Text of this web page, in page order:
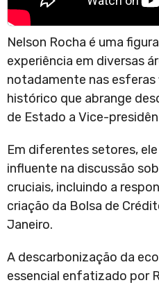
Nelson Rocha é uma
experiência em diversas
notadamente nas esferas
histórico que abrange
de Estado a Vice-
Em diferentes setores,
influente na discussão
cruciais, incluindo a
criação da Bolsa de
Janeiro.
A descarbonização da
essencial enfatizado por